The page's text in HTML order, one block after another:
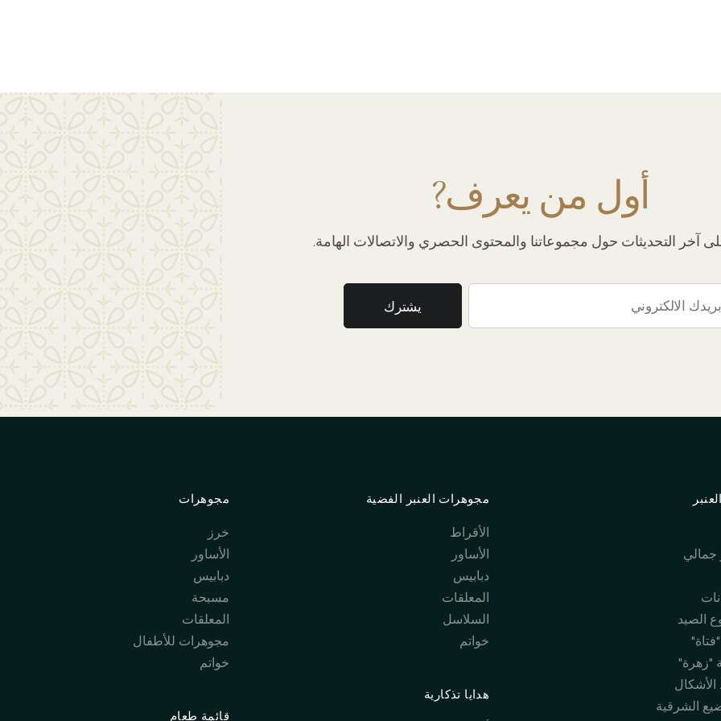
أول من يعرف?
آخر التحديثات حول مجموعاتنا والمحتوى الحصري والاتصالات الهامة.
الصيد
"زهرة"
الأشكال
الشرقية
مجوهرات العنبر الفضية
الأقراط
الأساور
دبابيس
المعلقات
السلاسل
خواتم
هدايا تذكارية
مجوهرات
خرز
الأساور
دبابيس
مسبحة
المعلقات
مجوهرات للأطفال
خواتم
قائمة طعام